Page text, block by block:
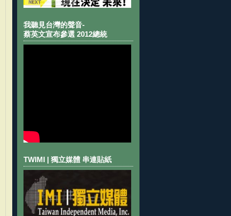
我聽見台灣的聲音-
蔡英文宣布參選 2012總統
TWIMI | 獨立媒體 串連貼紙